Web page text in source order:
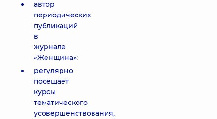
автор
периодических
публикаций
в
журнале
«Женщина»;
регулярно
посещает
курсы
тематического
усовершенствования,